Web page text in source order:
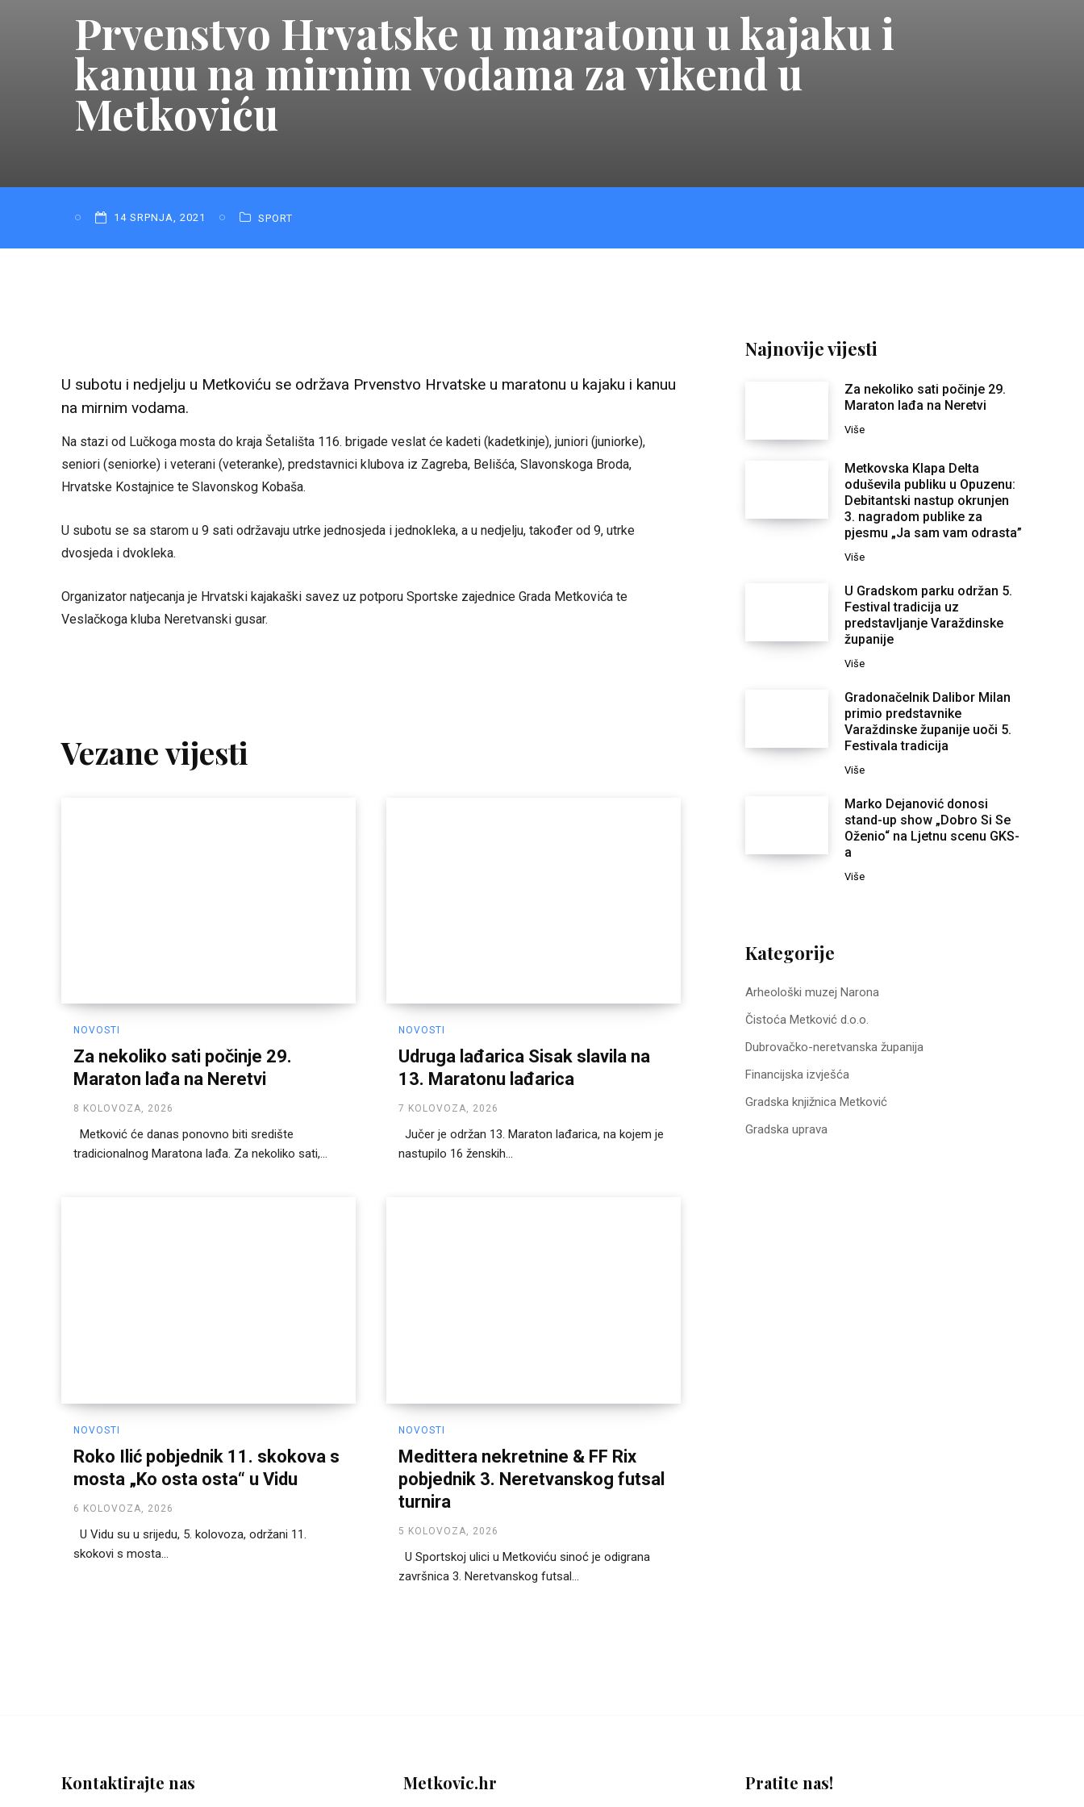
Prvenstvo Hrvatske u maratonu u kajaku i
kanuu na mirnim vodama za vikend u
Metkoviću
14 SRPNJA, 2021 SPORT
U subotu i nedjelju u Metkoviću se održava Prvenstvo Hrvatske u maratonu u kajaku i kanuu
na mirnim vodama.
Na stazi od Lučkoga mosta do kraja Šetališta 116. brigade veslat će kadeti (kadetkinje), juniori (juniorke),
seniori (seniorke) i veterani (veteranke), predstavnici klubova iz Zagreba, Belišća, Slavonskoga Broda,
Hrvatske Kostajnice te Slavonskog Kobaša.
U subotu se sa starom u 9 sati održavaju utrke jednosjeda i jednokleka, a u nedjelju, također od 9, utrke
dvosjeda i dvokleka.
Organizator natjecanja je Hrvatski kajakaški savez uz potporu Sportske zajednice Grada Metkovića te
Veslačkoga kluba Neretvanski gusar.
Vezane vijesti
NOVOSTI
Za nekoliko sati počinje 29.
Maraton lađa na Neretvi
8 KOLOVOZA, 2026
Metković će danas ponovno biti središte
tradicionalnog Maratona lađa. Za nekoliko sati,...
NOVOSTI
Udruga lađarica Sisak slavila na
13. Maratonu lađarica
7 KOLOVOZA, 2026
Jučer je održan 13. Maraton lađarica, na kojem je
nastupilo 16 ženskih...
NOVOSTI
Roko Ilić pobjednik 11. skokova s
mosta „Ko osta osta“ u Vidu
6 KOLOVOZA, 2026
U Vidu su u srijedu, 5. kolovoza, održani 11.
skokovi s mosta...
NOVOSTI
Medittera nekretnine & FF Rix
pobjednik 3. Neretvanskog futsal
turnira
5 KOLOVOZA, 2026
U Sportskoj ulici u Metkoviću sinoć je odigrana
završnica 3. Neretvanskog futsal...
Najnovije vijesti
Za nekoliko sati počinje 29.
Maraton lađa na Neretvi
Više
Metkovska Klapa Delta
oduševila publiku u Opuzenu:
Debitantski nastup okrunjen
3. nagradom publike za
pjesmu „Ja sam vam odrasta”
Više
U Gradskom parku održan 5.
Festival tradicija uz
predstavljanje Varaždinske
županije
Više
Gradonačelnik Dalibor Milan
primio predstavnike
Varaždinske županije uoči 5.
Festivala tradicija
Više
Marko Dejanović donosi
stand-up show „Dobro Si Se
Oženio“ na Ljetnu scenu GKS-
a
Više
Kategorije
Arheološki muzej Narona
Čistoća Metković d.o.o.
Dubrovačko-neretvanska županija
Financijska izvješća
Gradska knjižnica Metković
Gradska uprava
Kontaktirajte nas Metkovic.hr Pratite nas!